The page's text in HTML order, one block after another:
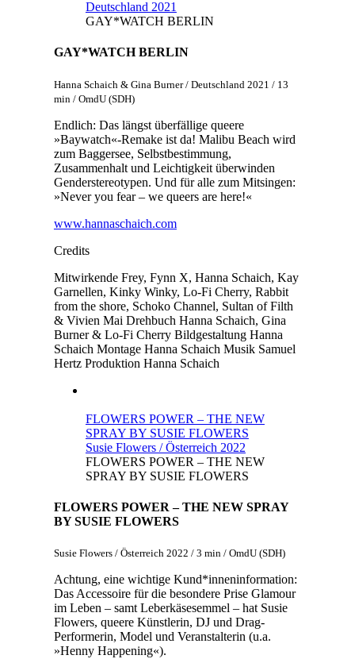
Deutschland 2021
GAY*WATCH BERLIN
GAY*WATCH BERLIN
Hanna Schaich & Gina Burner / Deutschland 2021 / 13
min / OmdU (SDH)
Endlich: Das längst überfällige queere
»Baywatch«-Remake ist da! Malibu Beach wird
zum Baggersee, Selbstbestimmung,
Zusammenhalt und Leichtigkeit überwinden
Genderstereotypen. Und für alle zum Mitsingen:
»Never you fear – we queers are here!«
www.hannaschaich.com
Credits
Mitwirkende Frey, Fynn X, Hanna Schaich, Kay
Garnellen, Kinky Winky, Lo-Fi Cherry, Rabbit
from the shore, Schoko Channel, Sultan of Filth
& Vivien Mai Drehbuch Hanna Schaich, Gina
Burner & Lo-Fi Cherry Bildgestaltung Hanna
Schaich Montage Hanna Schaich Musik Samuel
Hertz Produktion Hanna Schaich
FLOWERS POWER – THE NEW
SPRAY BY SUSIE FLOWERS
Susie Flowers / Österreich 2022
FLOWERS POWER – THE NEW
SPRAY BY SUSIE FLOWERS
FLOWERS POWER – THE NEW SPRAY
BY SUSIE FLOWERS
Susie Flowers / Österreich 2022 / 3 min / OmdU (SDH)
Achtung, eine wichtige Kund*inneninformation:
Das Accessoire für die besondere Prise Glamour
im Leben – samt Leberkäsesemmel – hat Susie
Flowers, queere Künstlerin, DJ und Drag-
Performerin, Model und Veranstalterin (u.a.
»Henny Happening«).